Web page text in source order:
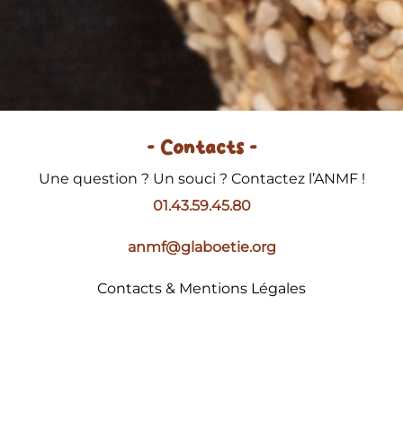
- Contacts -
Une question ? Un souci ? Contactez l’ANMF !
01.43.59.45.80
anmf@glaboetie.org
Contacts & Mentions Légales